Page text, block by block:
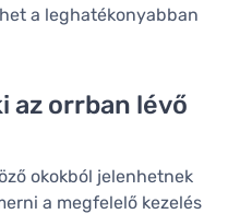
a leghatékonyabban
az orrban lévő
okokból jelenhetnek
a megfelelő kezelés